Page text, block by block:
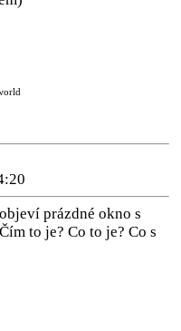
prázdné okno s
to je? Co to je? Co s